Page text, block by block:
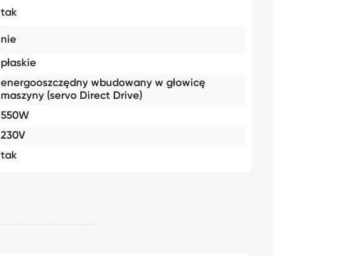
tak
nie
płaskie
energooszczędny wbudowany w głowicę
maszyny (servo Direct Drive)
550W
230V
tak